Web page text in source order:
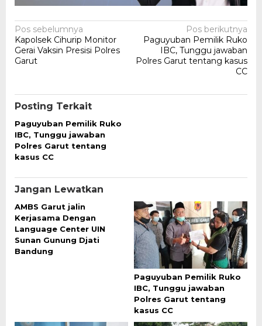
Navigasi
pos
Pos sebelumnya
Kapolsek Cihurip Monitor
Gerai Vaksin Presisi Polres
Garut
Pos berikutnya
Paguyuban Pemilik Ruko
IBC, Tunggu jawaban
Polres Garut tentang kasus
CC
Posting Terkait
Paguyuban Pemilik Ruko
IBC, Tunggu jawaban
Polres Garut tentang
kasus CC
Jangan Lewatkan
AMBS Garut jalin
Kerjasama Dengan
Language Center UIN
Sunan Gunung Djati
Bandung
Paguyuban Pemilik Ruko
IBC, Tunggu jawaban
Polres Garut tentang
kasus CC